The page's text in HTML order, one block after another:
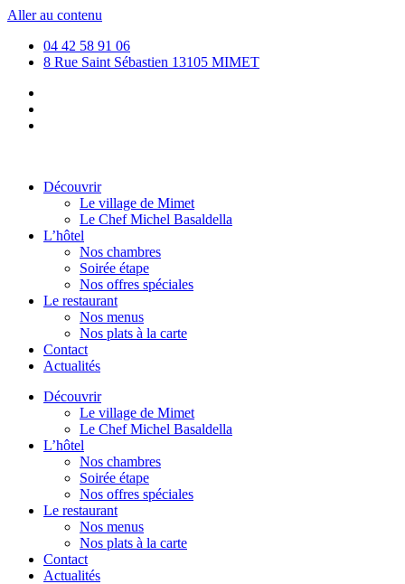
Aller au contenu
04 42 58 91 06
8 Rue Saint Sébastien 13105 MIMET
Découvrir
Le village de Mimet
Le Chef Michel Basaldella
L’hôtel
Nos chambres
Soirée étape
Nos offres spéciales
Le restaurant
Nos menus
Nos plats à la carte
Contact
Actualités
Découvrir
Le village de Mimet
Le Chef Michel Basaldella
L’hôtel
Nos chambres
Soirée étape
Nos offres spéciales
Le restaurant
Nos menus
Nos plats à la carte
Contact
Actualités